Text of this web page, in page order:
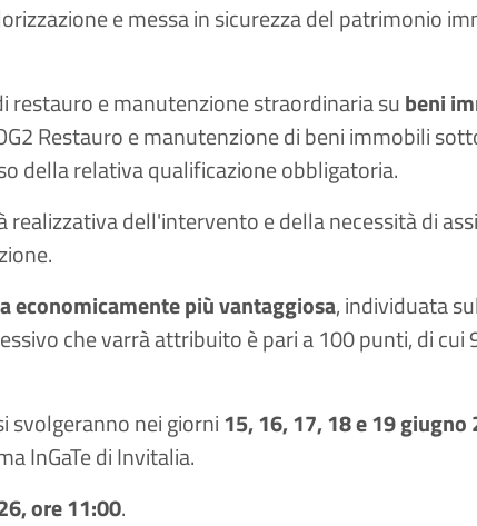
e messa in sicurezza del patrimonio
restauro e manutenzione straordinaria subeni
Restauro e manutenzione di beni immobili
della relativa qualificazione obbligatoria.
dell'intervento e della necessità di
economicamente più vantaggiosa, individuata
che varrà attribuito è pari a 100 punti, di cui
svolgeranno nei giorni15, 16, 17, 18 e 19 giugno
InGaTe di Invitalia.
ore 11:00.